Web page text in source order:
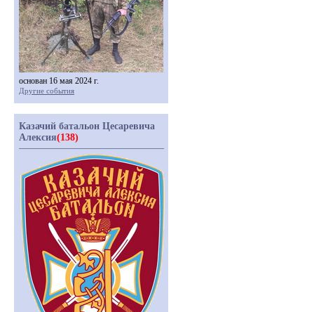
основан 16 мая 2024 г.
Другие события
Казачий батальон Цесаревича
Алексия(138)